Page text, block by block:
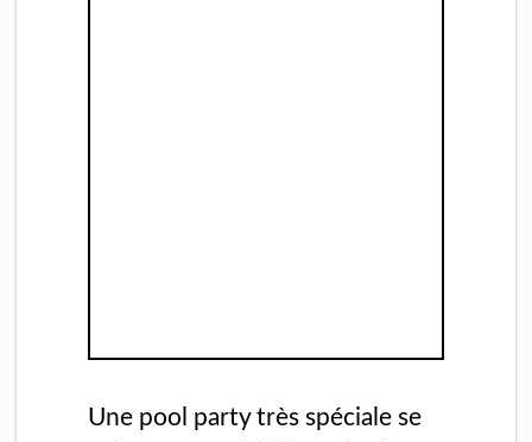
Une pool party très spéciale se